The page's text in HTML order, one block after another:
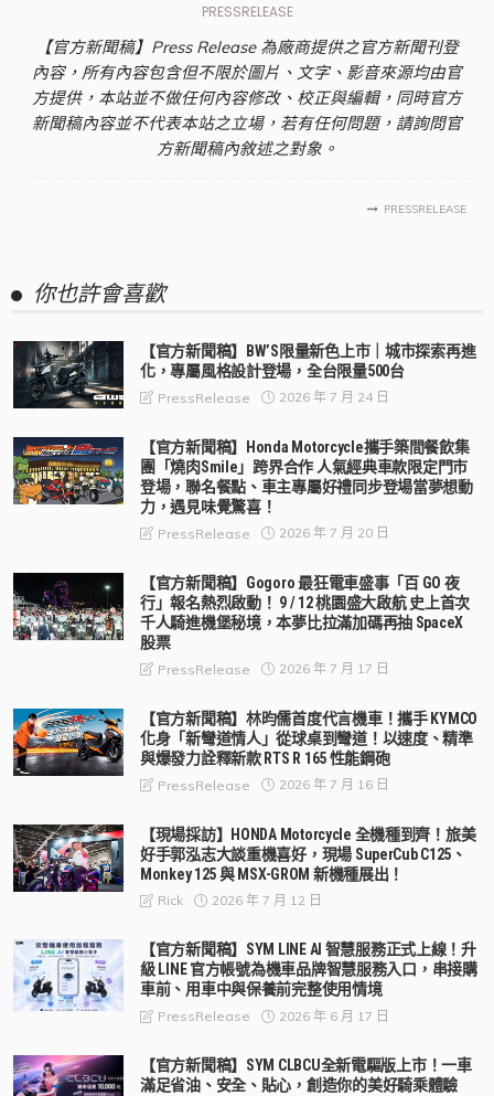
PRESSRELEASE
【官方新聞稿】Press Release 為廠商提供之官方新聞刊登
內容，所有內容包含但不限於圖片、文字、影音來源均由官
方提供，本站並不做任何內容修改、校正與編輯，同時官方
新聞稿內容並不代表本站之立場，若有任何問題，請詢問官
方新聞稿內敘述之對象。
PRESSRELEASE
你也許會喜歡
【官方新聞稿】BW’S限量新色上市｜城市探索再進
化，專屬風格設計登場，全台限量500台
PressRelease 2026 年 7 月 24 日
【官方新聞稿】Honda Motorcycle攜手築間餐飲集
團「燒肉Smile」跨界合作 人氣經典車款限定門市
登場，聯名餐點、車主專屬好禮同步登場當夢想動
力，遇見味覺驚喜！
PressRelease 2026 年 7 月 20 日
【官方新聞稿】Gogoro 最狂電車盛事「百 GO 夜
行」報名熱烈啟動！ 9 / 12 桃園盛大啟航 史上首次
千人騎進機堡秘境，本夢比拉滿加碼再抽 SpaceX
股票
PressRelease 2026 年 7 月 17 日
【官方新聞稿】林昀儒首度代言機車！攜手 KYMCO
化身「新彎道情人」從球桌到彎道！以速度、精準
與爆發力詮釋新款 RTS R 165 性能鋼砲
PressRelease 2026 年 7 月 16 日
【現場採訪】HONDA Motorcycle 全機種到齊！旅美
好手郭泓志大談重機喜好，現場 SuperCub C125、
Monkey 125 與 MSX-GROM 新機種展出！
Rick 2026 年 7 月 12 日
【官方新聞稿】SYM LINE AI 智慧服務正式上線！升
級 LINE 官方帳號為機車品牌智慧服務入口，串接購
車前、用車中與保養前完整使用情境
PressRelease 2026 年 6 月 17 日
【官方新聞稿】SYM CLBCU全新電驅版上市！一車
滿足省油、安全、貼心，創造你的美好騎乘體驗